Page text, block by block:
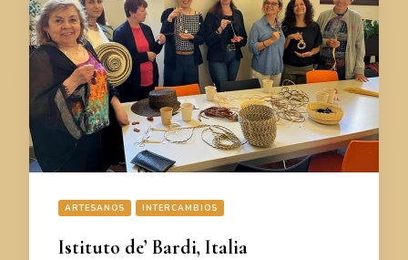
ARTESANOS INTERCAMBIOS
Istituto de’ Bardi, Italia